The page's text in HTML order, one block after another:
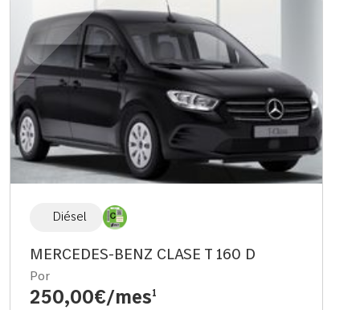
Diésel
MERCEDES-BENZ CLASE T 160 D
Por
250,00€/mes1